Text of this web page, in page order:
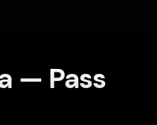
SEO BRANDING
— Pass